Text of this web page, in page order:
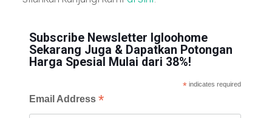
Subscribe Newsletter Igloohome
Sekarang Juga & Dapatkan Potongan
Harga Spesial Mulai dari 38%!
*indicates required
Email Address*